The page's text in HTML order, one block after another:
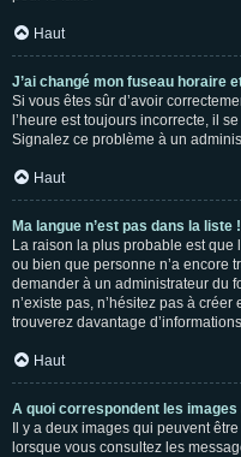
Haut
J’ai changé mon fuseau horaire
Si vous êtes sûr d’avoir
l’heure est toujours incorrecte, il
Signalez ce problème à un
Haut
Ma langue n’est pas dans la liste !
La raison la plus probable est que
ou bien que personne n’a encore
demander à un administrateur du
n’existe pas, n’hésitez pas à
trouverez davantage
Haut
A quoi correspondent les
Il y a deux images qui peuvent
lorsque vous consultez les